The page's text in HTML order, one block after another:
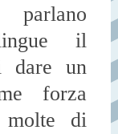
il
dare un
forza
molte di